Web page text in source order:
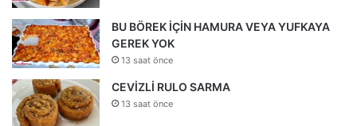
BU BÖREK İÇİN HAMURA VEYA YUFKAYA
GEREK YOK
13 saat önce
CEVİZLİ RULO SARMA
13 saat önce